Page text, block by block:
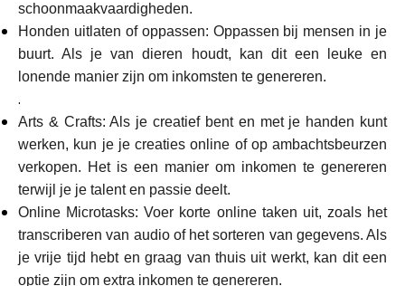
schoonmaakvaardigheden.
Honden uitlaten of oppassen: Oppassen bij mensen in je
buurt. Als je van dieren houdt, kan dit een leuke en
lonende manier zijn om inkomsten te genereren.
.
Arts & Crafts: Als je creatief bent en met je handen kunt
werken, kun je je creaties online of op ambachtsbeurzen
verkopen. Het is een manier om inkomen te genereren
terwijl je je talent en passie deelt.
Online Microtasks: Voer korte online taken uit, zoals het
transcriberen van audio of het sorteren van gegevens. Als
je vrije tijd hebt en graag van thuis uit werkt, kan dit een
optie zijn om extra inkomen te genereren.